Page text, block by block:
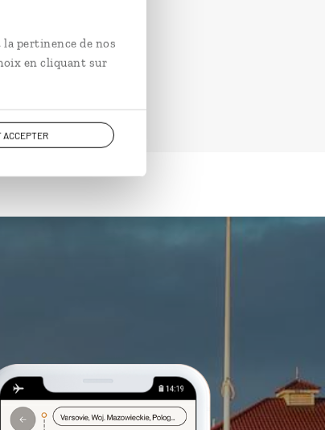
pertinence de nos
en cliquant sur
ACCEPTER